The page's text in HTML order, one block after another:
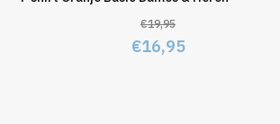
€19,95
Oorspronkelijke
€16,95Huidige